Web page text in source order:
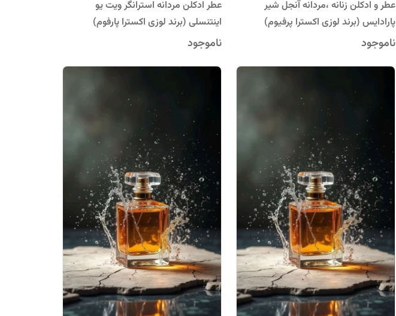
عطر و ادکلن زنانه ،مردانه آنجل شیر
پارادایس (برند لوزی اکسترا پرفیوم)
ناموجود
عطر ادکلن مردانه استرانگر ویت یو
اینتنسلی (برند لوزی اکسترا پارفوم)
ناموجود